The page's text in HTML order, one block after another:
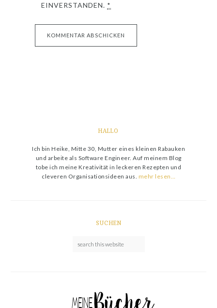
EINVERSTANDEN. *
HALLO
Ich bin Heike, Mitte 30, Mutter eines kleinen Rabauken
und arbeite als Software Engineer. Auf meinem Blog
tobe ich meine Kreativität in leckeren Rezepten und
cleveren Organisationsideen aus. mehr lesen…
SUCHEN